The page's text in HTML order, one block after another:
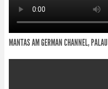
MANTAS AM GERMAN CHANNEL, PALAU